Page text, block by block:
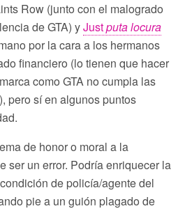
Row (junto con el malogrado
de GTA) yJustputa locura
por la cara a los hermanos
financiero (lo tienen que hacer
como GTA no cumpla las
pero sí en algunos puntos
de honor o moral a la
ser un error. Podría enriquecer la
de policía/agente del
pie a un guión plagado de